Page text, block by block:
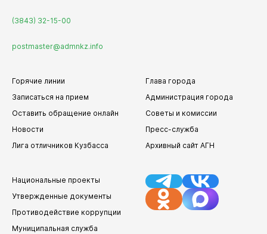
(3843) 32-15-00
postmaster@admnkz.info
Горячие линии
Записаться на прием
Оставить обращение онлайн
Новости
Лига отличников Кузбасса
Глава города
Администрация города
Советы и комиссии
Пресс-служба
Архивный сайт АГН
Национальные проекты
Утвержденные документы
Противодействие коррупции
Муниципальная служба